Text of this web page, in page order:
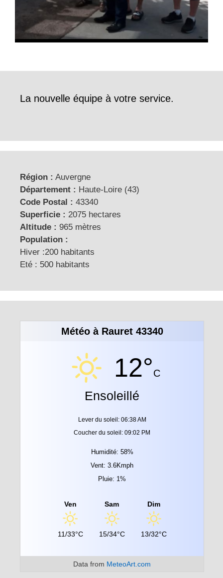
La nouvelle équipe à votre service.
Région : Auvergne
Département : Haute-Loire (43)
Code Postal : 43340
Superficie : 2075 hectares
Altitude : 965 mètres
Population :
Hiver :200 habitants
Eté : 500 habitants
Météo à Rauret 43340
12°C
Ensoleillé
Lever du soleil: 06:38 AM
Coucher du soleil: 09:02 PM
Humidité: 58%
Vent: 3.6Kmph
Pluie: 1%
Ven
11/33°C
Sam
15/34°C
Dim
13/32°C
Data from MeteoArt.com